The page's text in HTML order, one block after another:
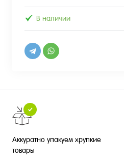
В наличии
Аккуратно упакуем хрупкие
товары